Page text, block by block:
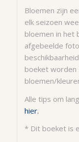
Bloemen zijn
elk seizoen
bloemen in het
afgebeelde
boeket worden
bloemen/
Alle tips om
hier.
* Dit boeket is